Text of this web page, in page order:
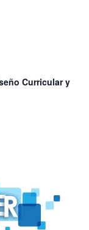
Curricular y